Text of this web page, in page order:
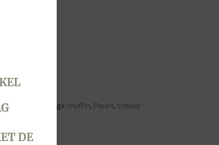
6 april 2026 Tags: muffin, Pasen, schaap
DE